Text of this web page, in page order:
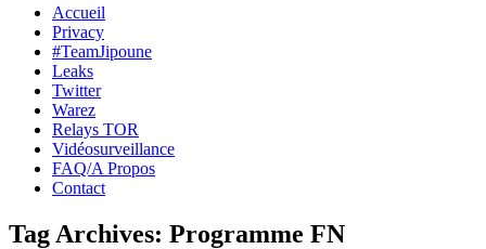
Skip
content
Accueil
Privacy
#TeamJipoune
Leaks
Twitter
Warez
Relays TOR
Vidéosurveillance
FAQ/A Propos
Contact
Tag Archives: Programme FN